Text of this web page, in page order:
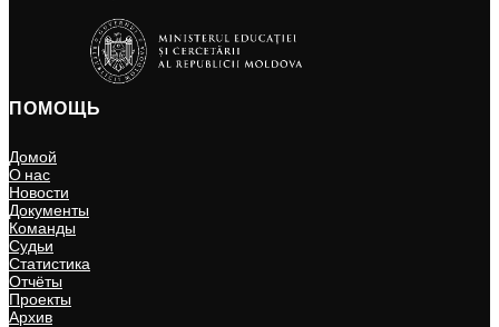
ПОМОЩЬ
Домой
О нас
Новости
Документы
Команды
Судьи
Статистика
Отчёты
Проекты
Архив